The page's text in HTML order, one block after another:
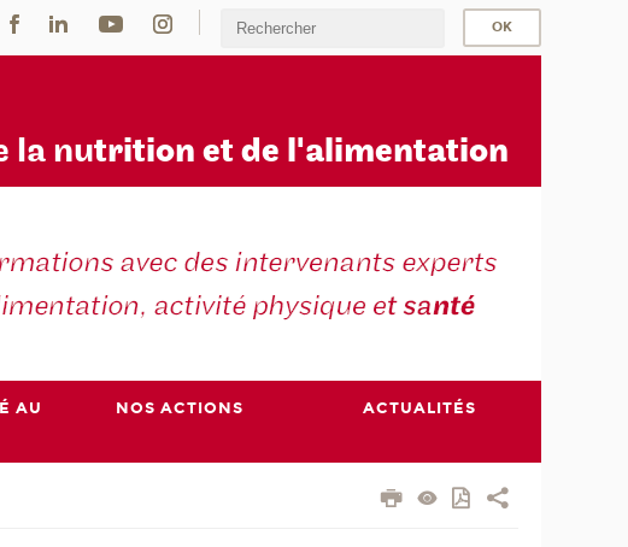
la nutrition et de l'alimentation
AU
NOS ACTIONS ACTUALITÉS